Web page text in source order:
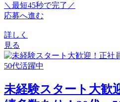
＼最短45秒で完了／
応募へ進む
詳しく
見る
未経験スタート大歓